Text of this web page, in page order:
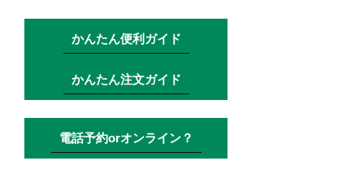
かんたん便利ガイド
かんたん注文ガイド
電話予約orオンライン？